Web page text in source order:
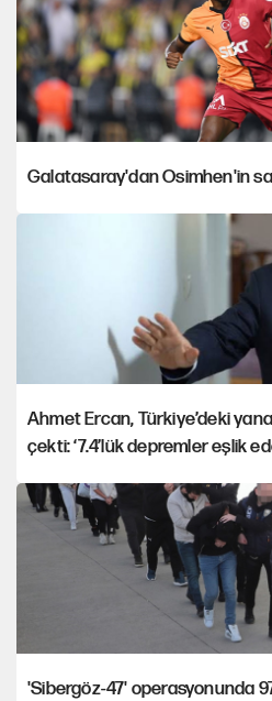
Galatasaray'dan Osimhen'in
Ahmet Ercan, Türkiye’deki
çekti: ‘7.4’lük depremler eşlik
'Sibergöz-47' operasyonunda